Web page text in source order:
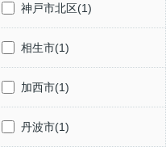
神戸市北区(1)
相生市(1)
加西市(1)
丹波市(1)